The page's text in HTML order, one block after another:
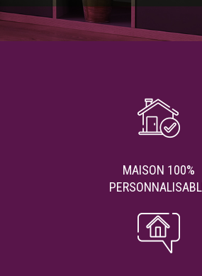
MAISON 100%